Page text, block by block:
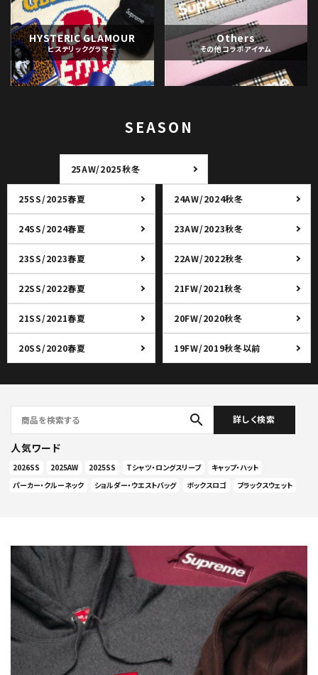
HYSTERIC GLAMOUR
ヒステリックグラマー
Others
その他コラボアイテム
SEASON
25AW/2025秋冬
25SS/2025春夏 24AW/2024秋冬
24SS/2024春夏 23AW/2023秋冬
23SS/2023春夏 22AW/2022秋冬
22SS/2022春夏 21FW/2021秋冬
21SS/2021春夏 20FW/2020秋冬
20SS/2020春夏 19FW/2019秋冬以前
search 詳しく検索
人気ワード
2026SS 2025AW 2025SS Tシャツ・ロングスリーブ
キャップ・ハット
パーカー・クルーネック
ショルダー・ウエストバッグ ボックスロゴ ブラックスウェット